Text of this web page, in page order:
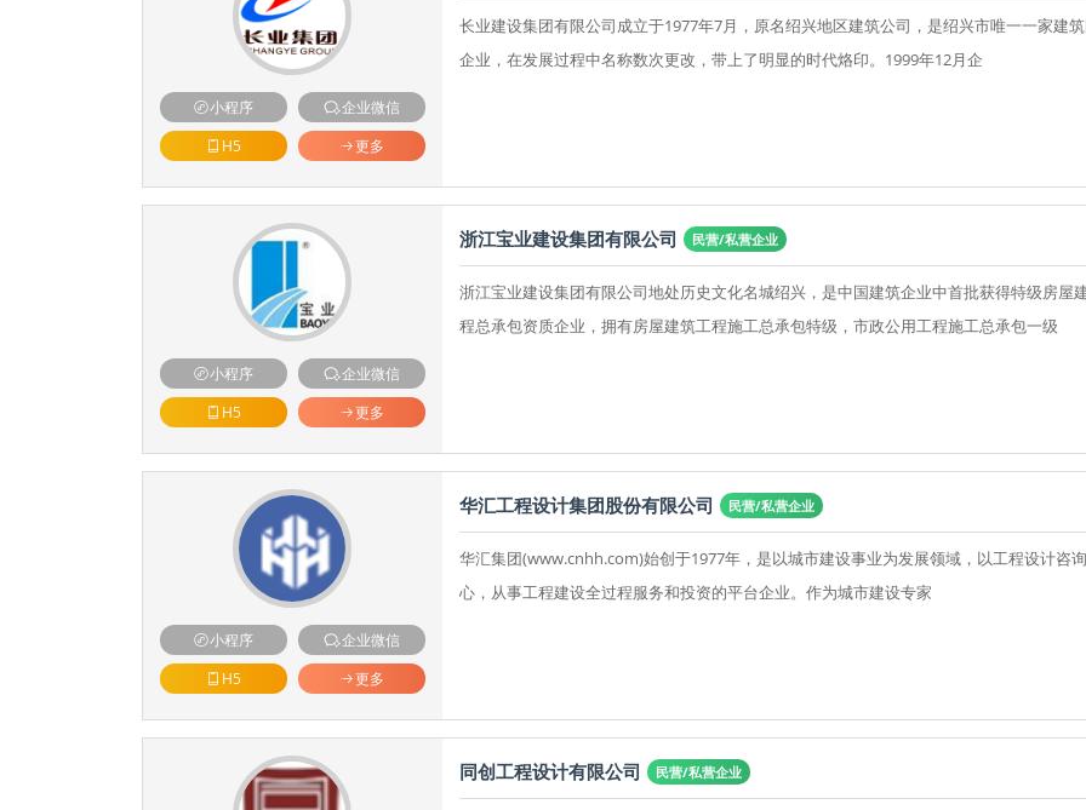
小程序
企业微信
H5
更多
长业建设集团有限公司成立于1977年7月，原名绍兴地区建筑公司，是绍兴市唯一一家建
企业，在发展过程中名称数次更改，带上了明显的时代烙印。1999年12月企
小程序
企业微信
H5
更多
浙江宝业建设集团有限公司 民营/私营企业
浙江宝业建设集团有限公司地处历史文化名城绍兴，是中国建筑企业中首批获得特级房屋
程总承包资质企业，拥有房屋建筑工程施工总承包特级，市政公用工程施工总承包一级
小程序
企业微信
H5
更多
华汇工程设计集团股份有限公司 民营/私营企业
华汇集团(www.cnhh.com)始创于1977年，是以城市建设事业为发展领域，以工程设计咨
心，从事工程建设全过程服务和投资的平台企业。作为城市建设专家
同创工程设计有限公司 民营/私营企业